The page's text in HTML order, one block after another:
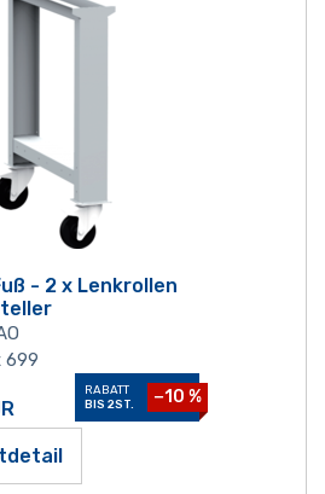
- 2 x Lenkrollen
699
RABATT
BIS 2ST.
−10 %